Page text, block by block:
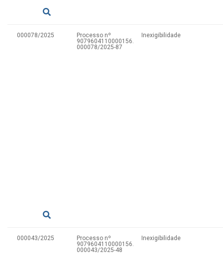
000078/2025
Processo nº
9079604110000156.
000078/2025-87
Inexigibilidade
000043/2025
Processo nº
9079604110000156.
000043/2025-48
Inexigibilidade